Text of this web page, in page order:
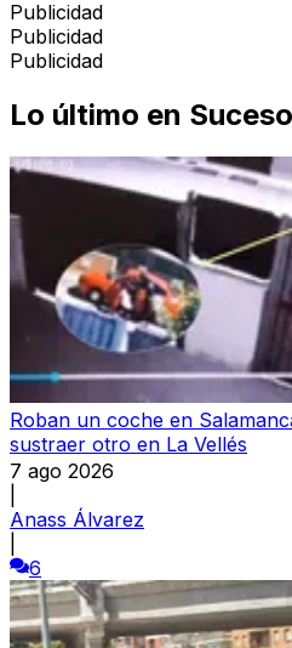
Publicidad
Publicidad
Publicidad
Lo último en
Roban un coche en
sustraer otro en La Vellés
7 ago 2026
Anass Álvarez
6